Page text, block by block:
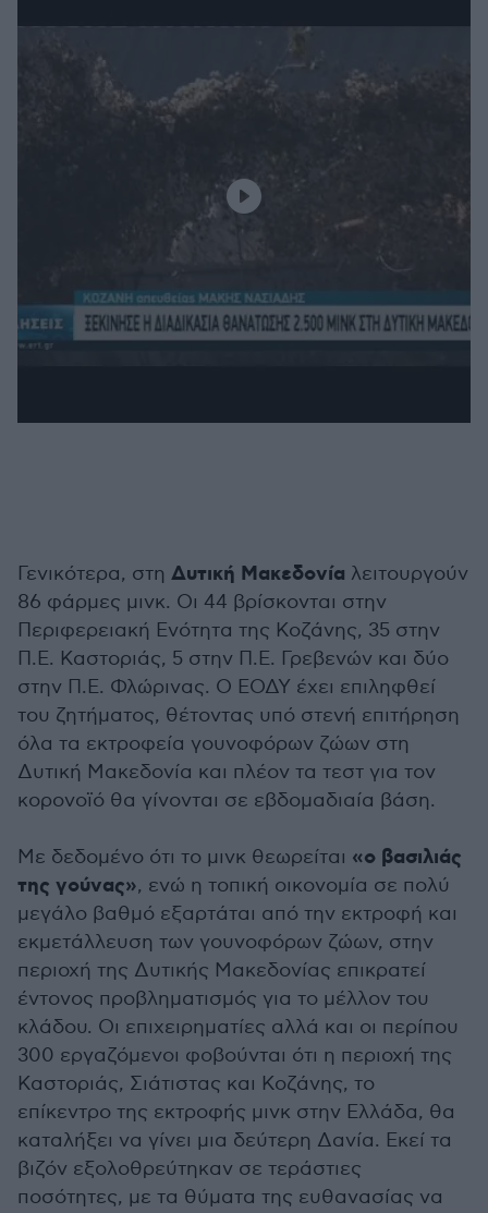
Γενικότερα, στη Δυτική Μακεδονία λειτουργούν
86 φάρμες μινκ. Οι 44 βρίσκονται στην
Περιφερειακή Ενότητα της Κοζάνης, 35 στην
Π.Ε. Καστοριάς, 5 στην Π.Ε. Γρεβενών και δύο
στην Π.Ε. Φλώρινας. Ο ΕΟΔΥ έχει επιληφθεί
του ζητήματος, θέτοντας υπό στενή επιτήρηση
όλα τα εκτροφεία γουνοφόρων ζώων στη
Δυτική Μακεδονία και πλέον τα τεστ για τον
κορονοϊό θα γίνονται σε εβδομαδιαία βάση.
Με δεδομένο ότι το μινκ θεωρείται «ο βασιλιάς
της γούνας», ενώ η τοπική οικονομία σε πολύ
μεγάλο βαθμό εξαρτάται από την εκτροφή και
εκμετάλλευση των γουνοφόρων ζώων, στην
περιοχή της Δυτικής Μακεδονίας επικρατεί
έντονος προβληματισμός για το μέλλον του
κλάδου. Οι επιχειρηματίες αλλά και οι περίπου
300 εργαζόμενοι φοβούνται ότι η περιοχή της
Καστοριάς, Σιάτιστας και Κοζάνης, το
επίκεντρο της εκτροφής μινκ στην Ελλάδα, θα
καταλήξει να γίνει μια δεύτερη Δανία. Εκεί τα
βιζόν εξολοθρεύτηκαν σε τεράστιες
ποσότητες, με τα θύματα της ευθανασίας να